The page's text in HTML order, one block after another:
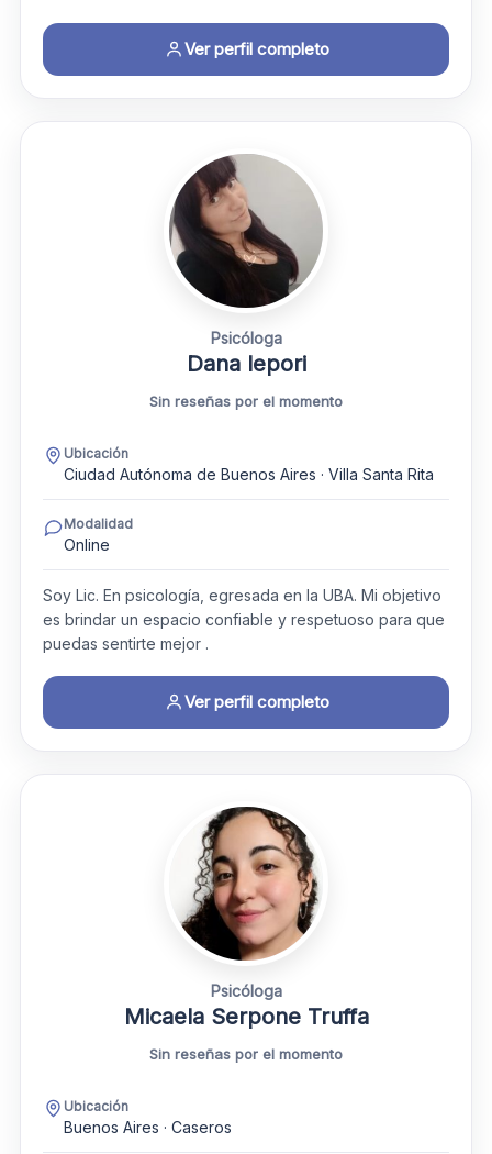
Ver perfil completo
Psicóloga
Dana lepori
Sin reseñas por el momento
Ubicación
Ciudad Autónoma de Buenos Aires · Villa Santa Rita
Modalidad
Online
Soy Lic. En psicología, egresada en la UBA. Mi objetivo
es brindar un espacio confiable y respetuoso para que
puedas sentirte mejor .
Ver perfil completo
Psicóloga
Micaela Serpone Truffa
Sin reseñas por el momento
Ubicación
Buenos Aires · Caseros